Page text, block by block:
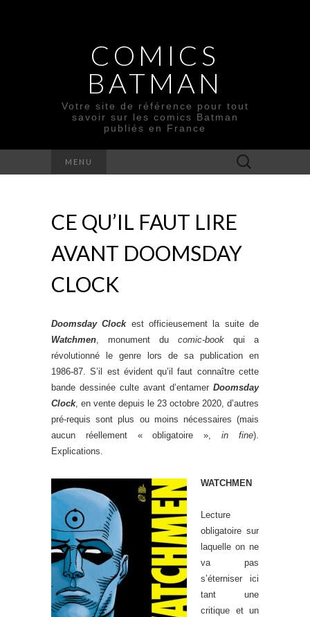
COMICS
BATMAN
Votre site de référence pour tout
savoir sur les comics Batman
publiés en France
MENU Rechercher :
CE QU’IL FAUT LIRE
AVANT DOOMSDAY
CLOCK
Doomsday Clockest officieusement la suite de
Watchmen, monument du comic-book qui a
révolutionné le genre lors de sa publication en
1986-87. S’il est évident qu’il faut connaître cette
bande dessinée culte avant d’entamer Doomsday
Clock, en vente depuis le 23 octobre 2020, d’autres
pré-requis sont plus ou moins nécessaires (mais
aucun réellement « obligatoire »,in fine).
Explications.
WATCHMEN
Lecture
obligatoire sur
laquelle on ne
va pas
s’éterniser ici
tant une
critique et un